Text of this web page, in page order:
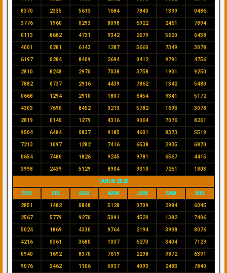
8370 2335 5613 1684 7840 1399 0486
3776 1960 0293 8098 6922 2461 7894
0113 8682 4731 9342 2679 5620 6438
4001 0281 6143 1287 5660 7349 3078
6197 0284 8409 2694 0412 9791 4756
2810 8248 2970 7038 3758 1901 9250
7882 0737 2916 4439 7862 1342 5480
0668 1294 2910 1807 6454 9341 5172
4303 7690 8452 0213 5782 1693 3078
2819 0140 1279 4316 9064 7076 8261
9504 6484 0837 9185 4601 8373 5519
7213 1097 1282 7416 6538 2935 6870
0654 7480 1826 9245 9781 6567 4415
3998 2439 5129 8904 9310 7261 1803
TAHUN 2020
SEN SEL RAB KAM JUM SAB MIN
2851 1482 0848 5128 0709 2984 6045
2567 5779 9270 5091 4520 1382 7406
5024 1869 4330 9764 2194 3908 8076
4216 0361 3680 1037 6273 3404 7129
0940 1692 8370 7619 2298 9872 6391
9076 3462 1106 6937 4093 2483 7840